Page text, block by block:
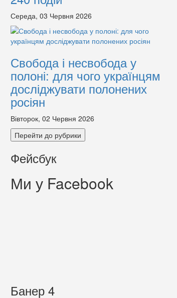
Середа, 03 Червня 2026
Свобода і несвобода у
полоні: для чого українцям
досліджувати полонених
росіян
Вівторок, 02 Червня 2026
Перейти до рубрики
Фейсбук
Ми у Facebook
Банер 4